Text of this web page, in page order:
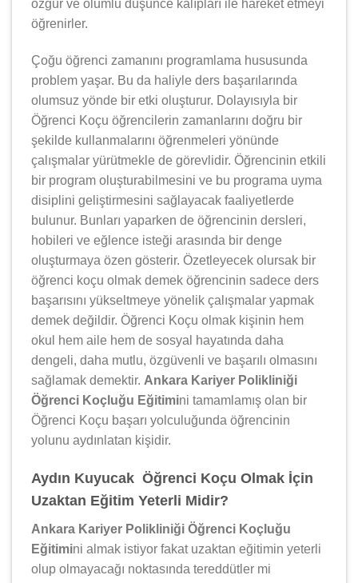
özgür ve olumlu düşünce kalıpları ile hareket etmeyi
öğrenirler.
Çoğu öğrenci zamanını programlama hususunda
problem yaşar. Bu da haliyle ders başarılarında
olumsuz yönde bir etki oluşturur. Dolayısıyla bir
Öğrenci Koçu öğrencilerin zamanlarını doğru bir
şekilde kullanmalarını öğrenmeleri yönünde
çalışmalar yürütmekle de görevlidir. Öğrencinin etkili
bir program oluşturabilmesini ve bu programa uyma
disiplini geliştirmesini sağlayacak faaliyetlerde
bulunur. Bunları yaparken de öğrencinin dersleri,
hobileri ve eğlence isteği arasında bir denge
oluşturmaya özen gösterir. Özetleyecek olursak bir
öğrenci koçu olmak demek öğrencinin sadece ders
başarısını yükseltmeye yönelik çalışmalar yapmak
demek değildir. Öğrenci Koçu olmak kişinin hem
okul hem aile hem de sosyal hayatında daha
dengeli, daha mutlu, özgüvenli ve başarılı olmasını
sağlamak demektir. Ankara Kariyer Polikliniği
Öğrenci Koçluğu Eğitimini tamamlamış olan bir
Öğrenci Koçu başarı yolculuğunda öğrencinin
yolunu aydınlatan kişidir.
Aydın Kuyucak Öğrenci Koçu Olmak İçin
Uzaktan Eğitim Yeterli Midir?
Ankara Kariyer Polikliniği Öğrenci Koçluğu
Eğitimini almak istiyor fakat uzaktan eğitimin yeterli
olup olmayacağı noktasında tereddütler mi